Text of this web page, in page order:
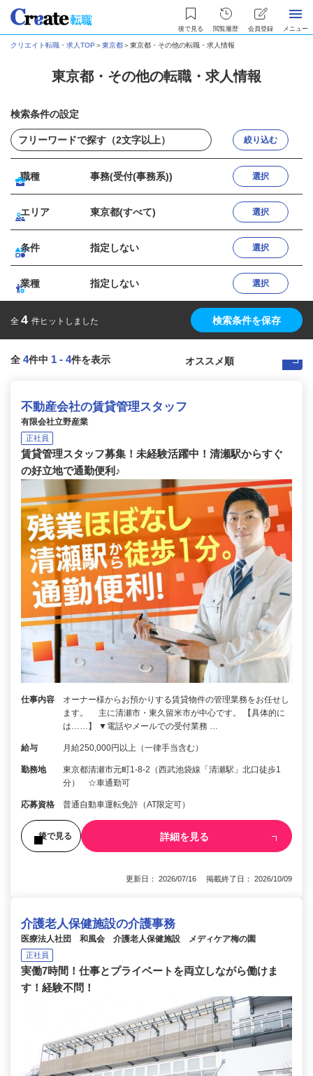
後で見る 閲覧履歴 会員登録 メニュー
クリエイト転職・求人TOP ＞東京都＞東京都・その他の転職・求人情報
東京都・その他の転職・求人情報
検索条件の設定
絞り込む
職種 事務(受付(事務系)) 選択
エリア 東京都(すべて) 選択
条件 指定しない 選択
業種 指定しない 選択
全 4 件ヒットしました 検索条件を保存
全 4件中 1 - 4件を表示
不動産会社の賃貸管理スタッフ
有限会社立野産業
正社員
賃貸管理スタッフ募集！未経験活躍中！清瀬駅からすぐ
の好立地で通勤便利♪
仕事内容
オーナー様からお預かりする賃貸物件の管理業務をお任せし
ます。 主に清瀬市・東久留米市が中心です。 【具体的に
は……】 ▼電話やメールでの受付業務 …
給与 月給250,000円以上（一律手当含む）
勤務地
東京都清瀬市元町1-8-2（西武池袋線「清瀬駅」北口徒歩1
分） ☆車通勤可
応募資格 普通自動車運転免許（AT限定可）
後で見る 詳細を見る
更新日： 2026/07/16 掲載終了日： 2026/10/09
介護老人保健施設の介護事務
医療法人社団 和風会 介護老人保健施設 メディケア梅の園
正社員
実働7時間！仕事とプライベートを両立しながら働けま
す！経験不問！